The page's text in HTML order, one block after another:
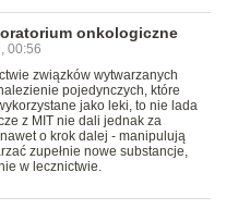
onkologiczne
00:56
związków wytwarzanych
pojedynczych, które
jako leki, to nie lada
z MIT nie dali jednak za
o krok dalej - manipulują
zupełnie nowe substancje,
w lecznictwie.